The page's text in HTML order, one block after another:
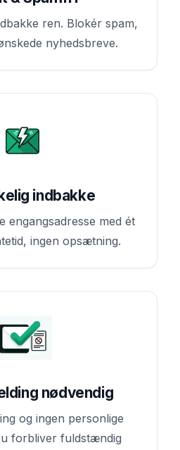
ren. Blokér spam,
nyhedsbreve.
indbakke
engangsadresse med ét
ingen opsætning.
nødvendig
og ingen personlige
forbliver fuldstændig